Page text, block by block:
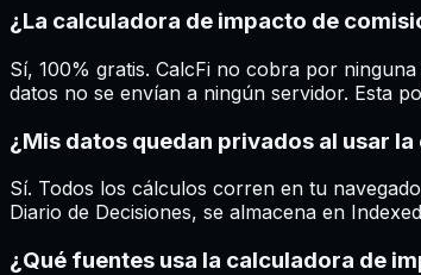
¿La calculadora de impacto de
Sí, 100% gratis. CalcFi no cobra por
datos no se envían a ningún servidor. Esta
¿Mis datos quedan privados al usar
Sí. Todos los cálculos corren en tu
Diario de Decisiones, se almacena en
¿Qué fuentes usa la calculadora de